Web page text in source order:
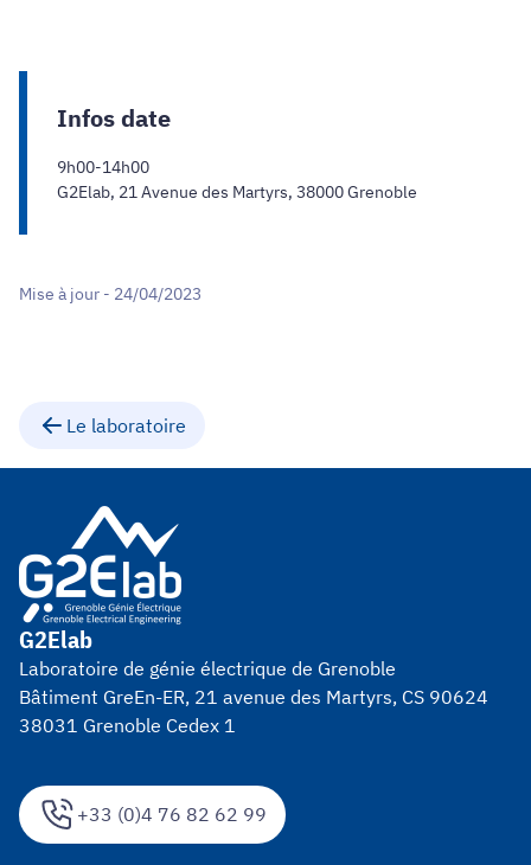
Infos date
9h00-14h00
G2Elab, 21 Avenue des Martyrs, 38000 Grenoble
Mise à jour - 24/04/2023
Le laboratoire
+33 (0)4 76 82 62 99
G2Elab
Laboratoire de génie électrique de Grenoble
Bâtiment GreEn-ER, 21 avenue des Martyrs, CS 90624
38031 Grenoble Cedex 1